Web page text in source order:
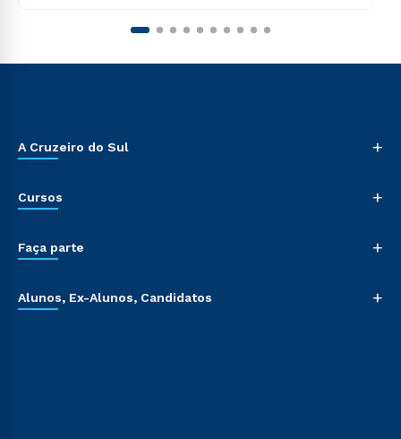
A Cruzeiro do Sul +
Cursos +
Faça parte +
Alunos, Ex-Alunos, Candidatos +